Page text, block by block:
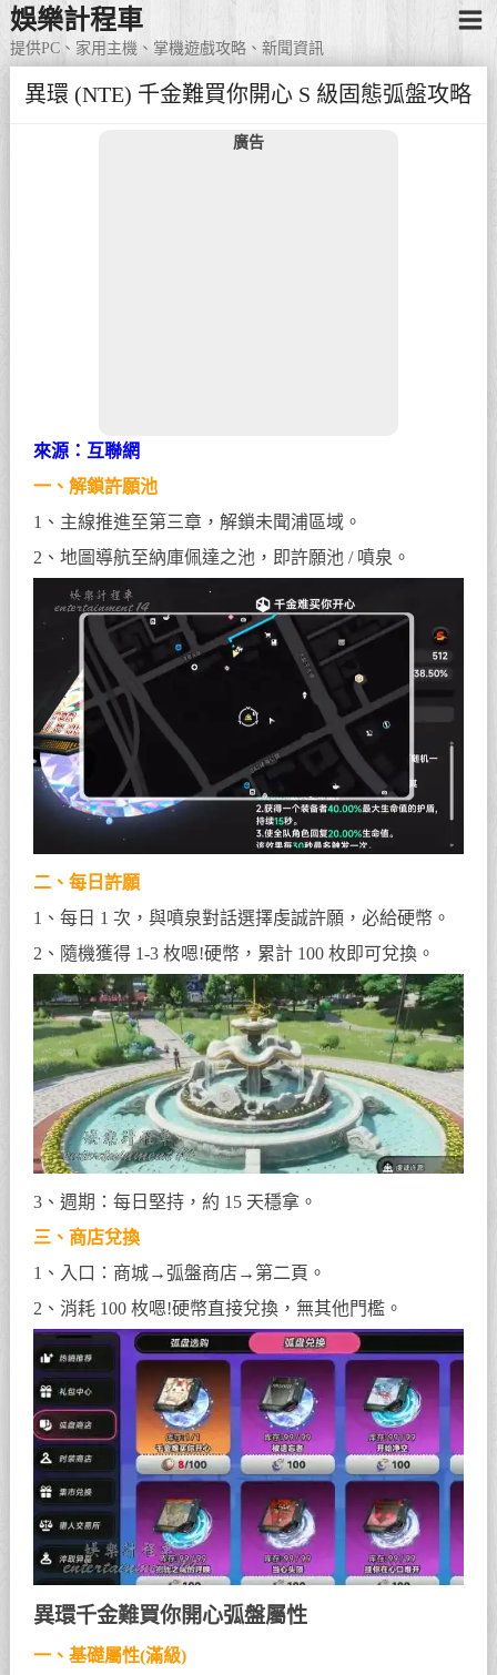
娛樂計程車
提供PC、家用主機、掌機遊戲攻略、新聞資訊
異環 (NTE) 千金難買你開心 S 級固態弧盤攻略
廣告
來源：互聯網
一、解鎖許願池
1、主線推進至第三章，解鎖未聞浦區域。
2、地圖導航至納庫佩達之池，即許願池 / 噴泉。
二、每日許願
1、每日 1 次，與噴泉對話選擇虔誠許願，必給硬幣。
2、隨機獲得 1-3 枚嗯!硬幣，累計 100 枚即可兌換。
3、週期：每日堅持，約 15 天穩拿。
三、商店兌換
1、入口：商城→弧盤商店→第二頁。
2、消耗 100 枚嗯!硬幣直接兌換，無其他門檻。
異環千金難買你開心弧盤屬性
一、基礎屬性(滿級)